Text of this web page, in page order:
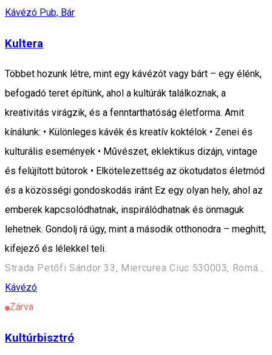
Kávézó Pub, Bár
Kultera
Többet hozunk létre, mint egy kávézót vagy bárt – egy élénk,
befogadó teret építünk, ahol a kultúrák találkoznak, a
kreativitás virágzik, és a fenntarthatóság életforma. Amit
kínálunk: • Különleges kávék és kreatív koktélok • Zenei és
kulturális események • Művészet, eklektikus dizájn, vintage
és felújított bútorok • Elkötelezettség az ökotudatos életmód
és a közösségi gondoskodás iránt Ez egy olyan hely, ahol az
emberek kapcsolódhatnak, inspirálódhatnak és önmaguk
lehetnek. Gondolj rá úgy, mint a második otthonodra – meghitt,
kifejező és lélekkel teli.
Strada Petőfi Sándor 33, Miercurea Ciuc 530003, Románia
Kávézó
Zárva
Kultúrbisztró